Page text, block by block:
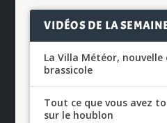
VIDÉOS DE LA
La Villa Météor,
brassicole
Tout ce que vous avez
sur le houblon